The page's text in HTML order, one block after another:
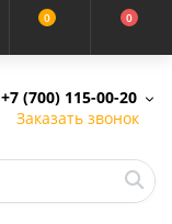
0 0
+7 (700) 115-00-20
Заказать звонок